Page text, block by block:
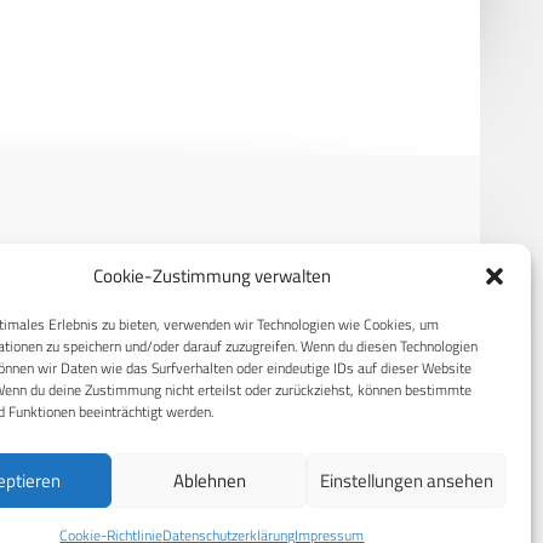
Cookie-Zustimmung verwalten
Erlebnis zu bieten, verwenden wir Technologien wie Cookies, um
zu speichern und/oder darauf zuzugreifen. Wenn du diesen Technologien
wir Daten wie das Surfverhalten oder eindeutige IDs auf dieser Website
du deine Zustimmung nicht erteilst oder zurückziehst, können bestimmte
Funktionen beeinträchtigt werden.
Ablehnen Einstellungen ansehen
Cookie-RichtlinieDatenschutzerklärungImpressum
RECHTLICHES
Datenschutzerklärung
Cookie-Richtlinie (EU)
AGB
Impressum